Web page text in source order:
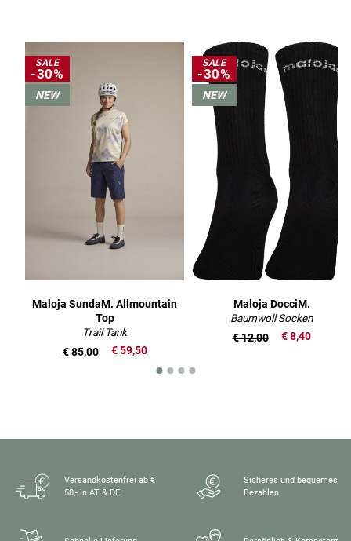
SALE
-30%
NEW
Maloja SundaM. Allmountain
Top
Trail Tank
€ 59,50
€ 85,00
SALE
-30%
NEW
Maloja DocciM.
Baumwoll Socken
€ 8,40
€ 12,00
Versandkostenfrei ab €
50,- in AT & DE
Sicheres und bequemes
Bezahlen